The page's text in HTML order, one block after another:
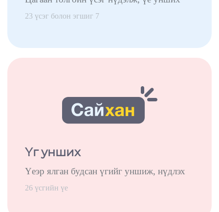
23 үсэг болон эгшиг 7
Үг унших
Үеэр ялган будсан үгийг уншиж, нүдлэх
26 үсгийн үе